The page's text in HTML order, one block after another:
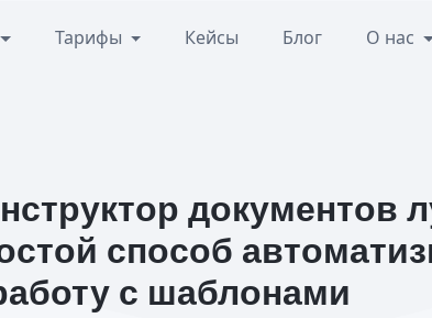
Тарифы Кейсы Блог О нас
документов
способ
с шаблонами